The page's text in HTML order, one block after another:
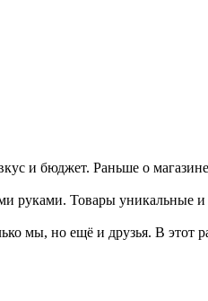
и бюджет. Раньше о магазине
руками. Товары уникальные
мы, но ещё и друзья. В этот